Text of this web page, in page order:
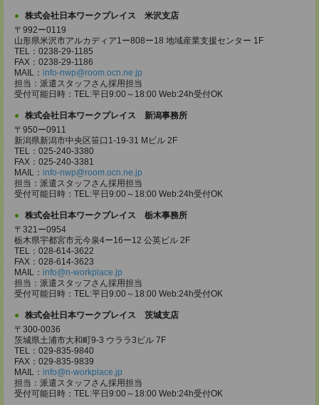
株式会社日本ワークプレイス 米沢支店
〒992ー0119
山形県米沢市アルカディア1ー808ー18 地域産業支援センター 1F
TEL：0238-29-1185
FAX：0238-29-1186
MAIL： info-nwp@room.ocn.ne.jp
担当：派遣スタッフさん採用担当
受付可能日時：TEL:平日9:00～18:00 Web:24h受付OK
株式会社日本ワークプレイス 新潟事務所
〒950ー0911
新潟県新潟市中央区笹口1-19-31 Mビル 2F
TEL：025-240-3380
FAX：025-240-3381
MAIL： info-nwp@room.ocn.ne.jp
担当：派遣スタッフさん採用担当
受付可能日時：TEL:平日9:00～18:00 Web:24h受付OK
株式会社日本ワークプレイス 栃木事務所
〒321ー0954
栃木県宇都宮市元今泉4ー16ー12 公英ビル 2F
TEL：028-614-3622
FAX：028-614-3623
MAIL： info@n-workplace.jp
担当：派遣スタッフさん採用担当
受付可能日時：TEL:平日9:00～18:00 Web:24h受付OK
株式会社日本ワークプレイス 茨城支店
〒300-0036
茨城県土浦市大和町9-3 ウララ3ビル 7F
TEL：029-835-9840
FAX：029-835-9839
MAIL： info@n-workplace.jp
担当：派遣スタッフさん採用担当
受付可能日時：TEL:平日9:00～18:00 Web:24h受付OK